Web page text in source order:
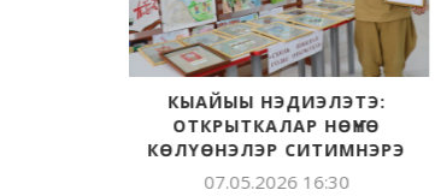
КЫАЙЫЫ НЭДИЭЛЭТЭ:
ОТКРЫТКАЛАР НӨҤҮӨ
КӨЛҮӨНЭЛЭР СИТИМНЭРЭ
07.05.2026 16:30